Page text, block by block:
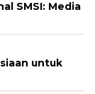
SMSI: Media
untuk